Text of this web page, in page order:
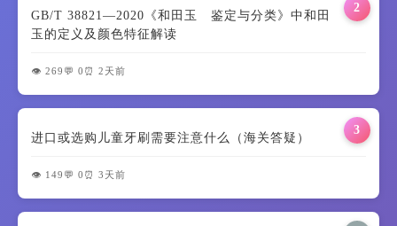
2
GB/T 38821—2020《和田玉 鉴定与分类》中和田
玉的定义及颜色特征解读
👁️ 269 💬 0 ⏰ 2天前
3
进口或选购儿童牙刷需要注意什么（海关答疑）
👁️ 149 💬 0 ⏰ 3天前